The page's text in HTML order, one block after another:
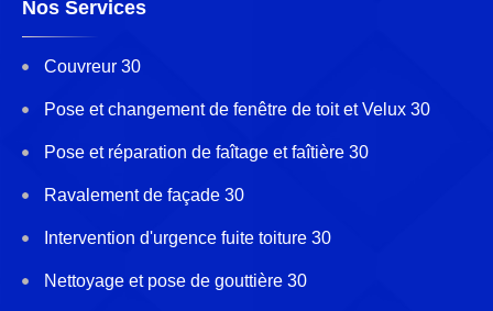
Nos Services
Couvreur 30
Pose et changement de fenêtre de toit et Velux 30
Pose et réparation de faîtage et faîtière 30
Ravalement de façade 30
Intervention d'urgence fuite toiture 30
Nettoyage et pose de gouttière 30